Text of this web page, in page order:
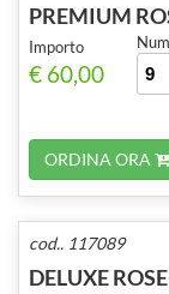
PREMIUM
Importo
€ 60,00
ORDINA ORA
cod.. 117089
DELUXE